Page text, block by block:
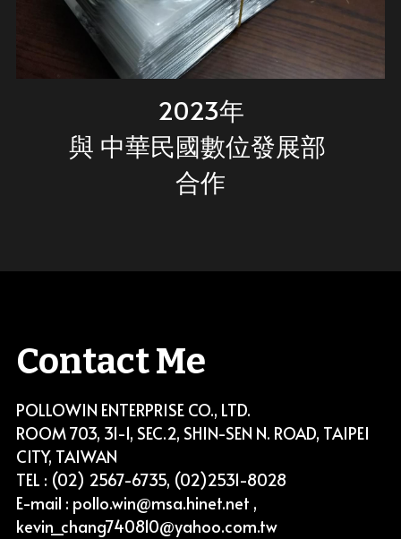
2023年
與 中華民國數位發展部
合作
Contact Me
POLLOWIN ENTERPRISE CO., LTD.
ROOM 703, 31-1, SEC.2, SHIN-SEN N. ROAD, TAIPEI
CITY, TAIWAN
TEL : (02) 2567-6735, (02)2531-8028
E-mail : pollo.win@msa.hinet.net ,
kevin_chang740810@yahoo.com.tw